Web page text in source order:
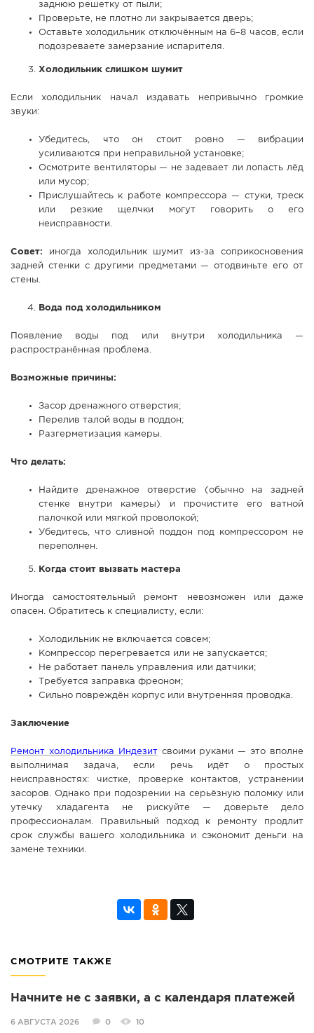
заднюю решетку от пыли;
Проверьте, не плотно ли закрывается дверь;
Оставьте холодильник отключённым на 6–8 часов, если
подозреваете замерзание испарителя.
Холодильник слишком шумит
Если холодильник начал издавать непривычно громкие
звуки:
Убедитесь, что он стоит ровно — вибрации
усиливаются при неправильной установке;
Осмотрите вентиляторы — не задевает ли лопасть лёд
или мусор;
Прислушайтесь к работе компрессора — стуки, треск
или резкие щелчки могут говорить о его
неисправности.
Совет: иногда холодильник шумит из-за соприкосновения
задней стенки с другими предметами — отодвиньте его от
стены.
Вода под холодильником
Появление воды под или внутри холодильника —
распространённая проблема.
Возможные причины:
Засор дренажного отверстия;
Перелив талой воды в поддон;
Разгерметизация камеры.
Что делать:
Найдите дренажное отверстие (обычно на задней
стенке внутри камеры) и прочистите его ватной
палочкой или мягкой проволокой;
Убедитесь, что сливной поддон под компрессором не
переполнен.
Когда стоит вызвать мастера
Иногда самостоятельный ремонт невозможен или даже
опасен. Обратитесь к специалисту, если:
Холодильник не включается совсем;
Компрессор перегревается или не запускается;
Не работает панель управления или датчики;
Требуется заправка фреоном;
Сильно повреждён корпус или внутренняя проводка.
Заключение
Ремонт холодильника Индезитсвоими руками — это вполне
выполнимая задача, если речь идёт о простых
неисправностях: чистке, проверке контактов, устранении
засоров. Однако при подозрении на серьёзную поломку или
утечку хладагента не рискуйте — доверьте дело
профессионалам. Правильный подход к ремонту продлит
срок службы вашего холодильника и сэкономит деньги на
замене техники.
СМОТРИТЕ ТАКЖЕ
Начните не с заявки, а с календаря платежей
6 АВГУСТА 2026 0 10